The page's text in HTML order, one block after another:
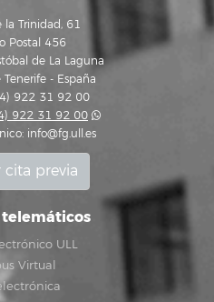
la Trinidad, 61
Postal 456
de La Laguna
- España
922 31 92 00
922 31 92 00
info@fg.ull.es
cita previa
ULL
Virtual